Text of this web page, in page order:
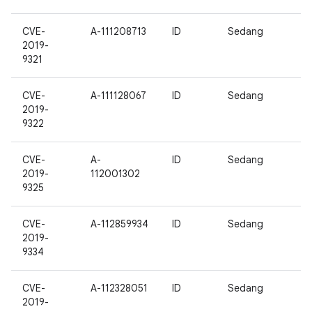
CVE-
2019-
9321
A-111208713 ID Sedang
CVE-
2019-
9322
A-111128067 ID Sedang
CVE-
2019-
9325
A-
112001302
ID Sedang
CVE-
2019-
9334
A-112859934 ID Sedang
CVE-
2019-
A-112328051 ID Sedang